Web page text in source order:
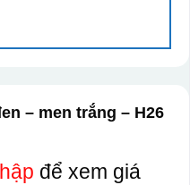
– men trắng – H26
để xem giá